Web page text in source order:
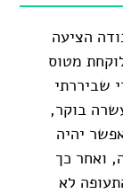
הציעה
מטוס
שביררתי
בוקר,
יהיה
ואחר כך
לא